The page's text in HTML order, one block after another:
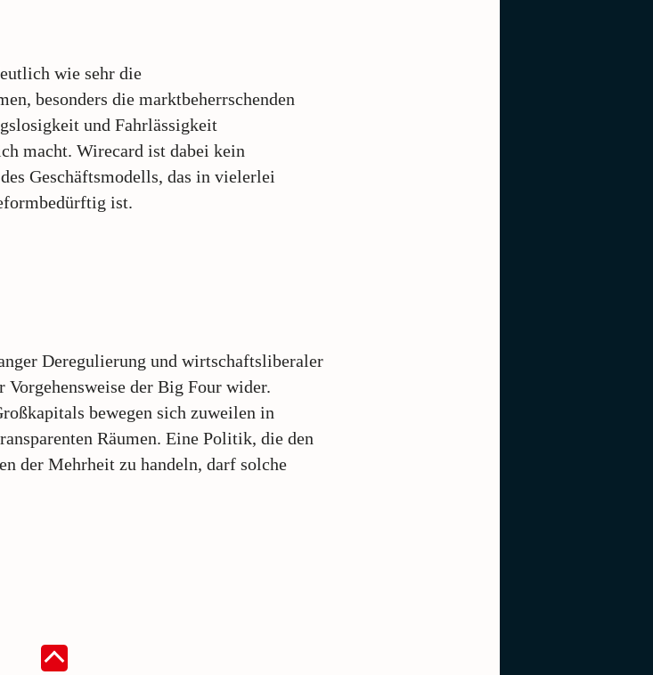
wie sehr die
besonders die marktbeherrschenden
und Fahrlässigkeit
macht. Wirecard ist dabei kein
Geschäftsmodells, das in vielerlei
ist.
Deregulierung und wirtschaftsliberaler
der Big Four wider.
bewegen sich zuweilen in
Räumen. Eine Politik, die den
der Mehrheit zu handeln, darf solche